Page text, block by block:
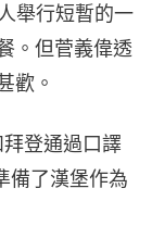
舉行短暫的一
。但菅義偉透
歡。
登通過口譯
備了漢堡作為